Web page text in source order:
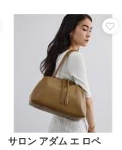
サロン アダム エ ロペ